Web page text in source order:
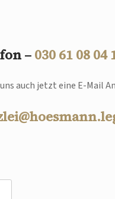
–030 61 08 04
auch jetzt eine E-Mail